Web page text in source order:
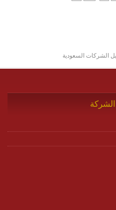
الشركات السعودية